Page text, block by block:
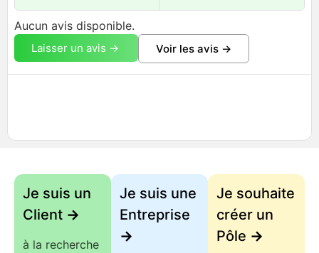
Aucun avis disponible.
Laisser un avis -> Voir les avis ->
Je suis un
Client ->
à la recherche
Je suis une
Entreprise
->
Je souhaite
créer un
Pôle ->